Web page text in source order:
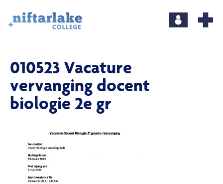
010523 Vacature
vervanging docent
biologie 2e gr